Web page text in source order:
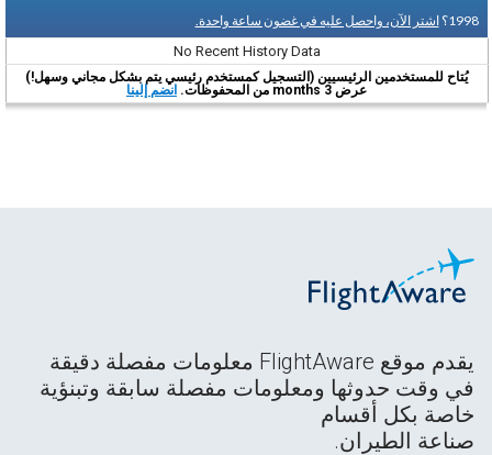
1998؟ اشتر الآن، واحصل عليه في غضون ساعة واحدة.
No Recent History Data
يُتاح للمستخدمين الرئيسيين (التسجيل كمستخدم رئيسي يتم بشكل مجاني وسهل!)
عرض 3 months من المحفوظات.
انضم إلينا
يقدم موقع FlightAware معلومات مفصلة دقيقة
في وقت حدوثها ومعلومات مفصلة سابقة وتبنؤية
خاصة بكل أقسام
صناعة الطيران.